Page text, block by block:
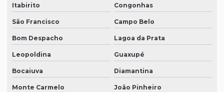
Itabirito Congonhas
São Francisco Campo Belo
Bom Despacho Lagoa da Prata
Leopoldina Guaxupé
Bocaiuva Diamantina
Monte Carmelo João Pinheiro